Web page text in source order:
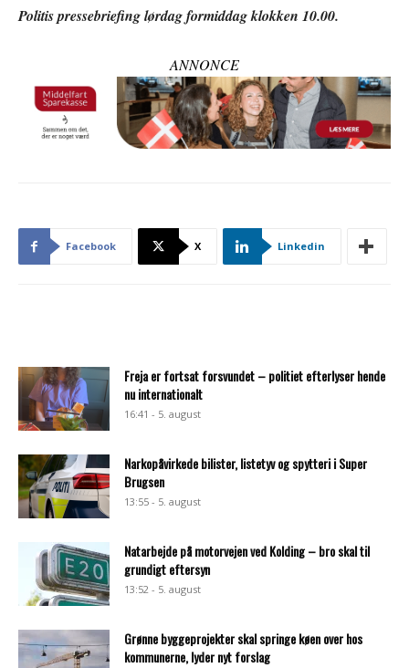
Politis pressebriefing lørdag formiddag klokken 10.00.
ANNONCE
Facebook X Linkedin
Freja er fortsat forsvundet – politiet efterlyser hende
nu internationalt
16:41 - 5. august
Narkopåvirkede bilister, listetyv og spytteri i Super
Brugsen
13:55 - 5. august
Natarbejde på motorvejen ved Kolding – bro skal til
grundigt eftersyn
13:52 - 5. august
Grønne byggeprojekter skal springe køen over hos
kommunerne, lyder nyt forslag